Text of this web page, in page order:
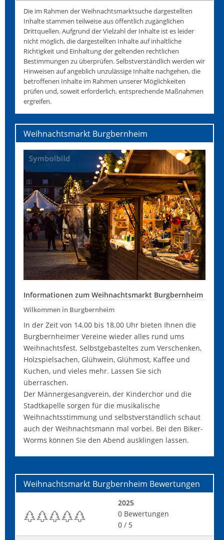
Die im Rahmen der Weihnachtsmarktsuche dargestellten
Inhalte stammen teilweise aus öffentlich zugänglichen
Drittquellen. Aufgrund der Vielzahl der Inhalte ist es leider
nicht möglich, die dargestellten Inhalte auf inhaltliche
Richtigkeit und Einhaltung der geltenden rechtlichen
Bestimmungen zu überprüfen. Selbstverständlich werden wir
Hinweisen auf angeblich unzulässige Inhalte nachgehen, die
betroffenen Inhalte im Rahmen unserer Möglichkeiten
prüfen und, soweit erforderlich, entsprechende Maßnahmen
ergreifen.
Weihnachtsmarkt Burgbernheim
Informationen zum Weihnachtsmarkt Burgbernheim
Wilkommen in Burgbernheim
In der Zeit von 14.00 bis 18.00 Uhr bieten Ihnen die
Burgbernheimer Vereine wieder alles rund ums
Weihnachtsfest. Selbstgebasteltes zum Verschenken,
Holzspielsachen, Glühwein, Glühmost, Kaffee und
Kuchen, und vieles mehr. Lassen Sie sich
überraschen.
Der Männergesangverein, der Kinderchor und die
Stadtkapelle sorgen für die musikalische
Weihnachtsstimmung und selbstverständlich schaut
auch der Weihnachtsmann mal vorbei. Bei den Biker-
Worms können Sie den Abend ausklingen lassen.
Weihnachtsmarkt Burgbernheim Bewertungen
2025
0 Bewertungen
0 / 5